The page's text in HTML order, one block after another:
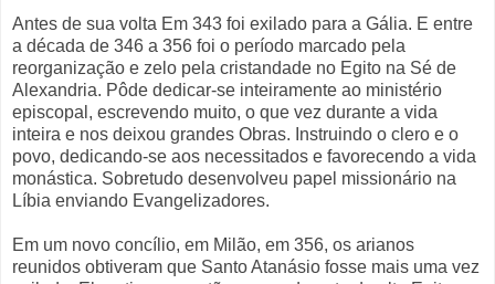
Antes de sua volta Em 343 foi exilado para a Gália. E entre
a década de 346 a 356 foi o período marcado pela
reorganização e zelo pela cristandade no Egito na Sé de
Alexandria. Pôde dedicar-se inteiramente ao ministério
episcopal, escrevendo muito, o que vez durante a vida
inteira e nos deixou grandes Obras. Instruindo o clero e o
povo, dedicando-se aos necessitados e favorecendo a vida
monástica. Sobretudo desenvolveu papel missionário na
Líbia enviando Evangelizadores.
Em um novo concílio, em Milão, em 356, os arianos
reunidos obtiveram que Santo Atanásio fosse mais uma vez